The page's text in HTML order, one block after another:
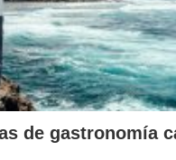
de gastronomía